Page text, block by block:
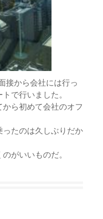
接から会社には行っ
で行いました。
ら初めて会社のオフ
ったのは久しぶりだか
がいいものだ。